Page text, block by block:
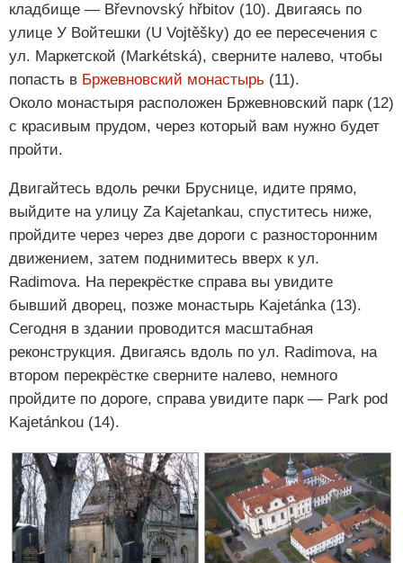
кладбище — Břevnovský hřbitov (10). Двигаясь по
улице У Войтешки (U Vojtěšky) до ее пересечения с
ул. Маркетской (Markétská), сверните налево, чтобы
попасть в Бржевновский монастырь (11).
Около монастыря расположен Бржевновский парк (12)
с красивым прудом, через который вам нужно будет
пройти.
Двигайтесь вдоль речки Бруснице, идите прямо,
выйдите на улицу Za Kajetankau, спуститесь ниже,
пройдите через через две дороги с разносторонним
движением, затем поднимитесь вверх к ул.
Radimova. На перекрёстке справа вы увидите
бывший дворец, позже монастырь Kajetánka (13).
Сегодня в здании проводится масштабная
реконструкция. Двигаясь вдоль по ул. Radimova, на
втором перекрёстке сверните налево, немного
пройдите по дороге, справа увидите парк — Park pod
Kajetánkou (14).